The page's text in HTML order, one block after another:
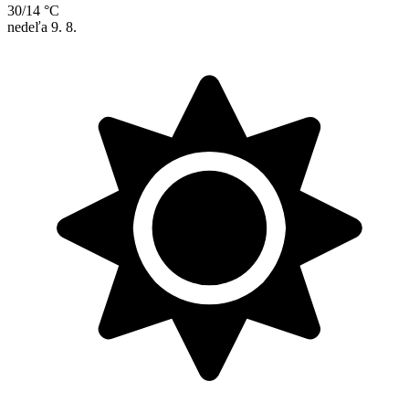
30/14 °C
nedeľa 9. 8.